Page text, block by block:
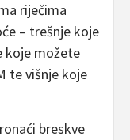
riječima
– trešnje koje
koje možete
te višnje koje
breskve